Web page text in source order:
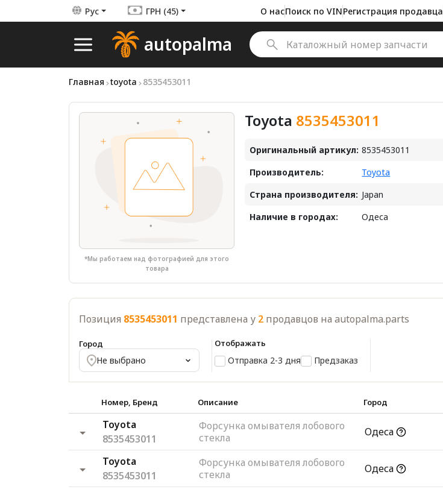
Рус ГРН (45) О насПоиск по VINРегистрация продавца
autopalma
Главная toyota 8535453011
*Мы работаем над фотографией для этого
товара
Toyota 8535453011
Оригинальный артикул: 8535453011
Производитель:
Toyota
Страна производителя: Japan
Наличие в городах:
Одеса
Позиция 8535453011 представлена у 2 продавцов на autopalma.parts
Город
Не выбрано
Отображать
Отправка 2-3 дня Предзаказ
Номер, Бренд Описание Город
Toyota
8535453011
Форсунка омывателя лобового
стекла
Одеса
Toyota
8535453011
Форсунка омывателя лобового
стекла
Одеса